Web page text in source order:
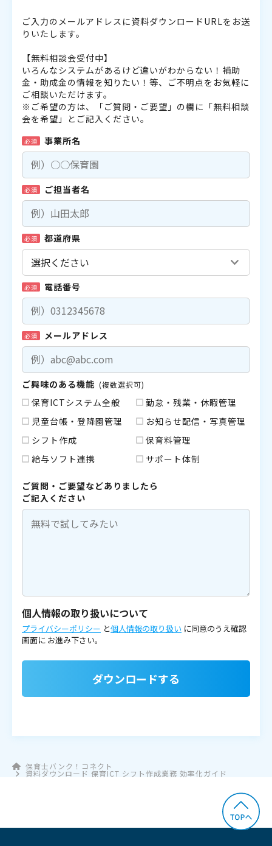
ご入力のメールアドレスに資料ダウンロードURLをお送
りいたします。
【無料相談会受付中】
いろんなシステムがあるけど違いがわからない！補助
金・助成金の情報を知りたい！等、ご不明点をお気軽に
ご相談いただけます。
※ご希望の方は、「ご質問・ご要望」の欄に「無料相談
会を希望」とご記入ください。
必須 事業所名
必須 ご担当者名
必須 都道府県
必須 電話番号
必須 メールアドレス
ご興味のある機能 (複数選択可)
保育ICTシステム全般
勤怠・残業・休暇管理
児童台帳・登降園管理
お知らせ配信・写真管理
シフト作成
保育料管理
給与ソフト連携
サポート体制
ご質問・ご要望などありましたら
ご記入ください
個人情報の取り扱いについて
プライバシーポリシー と個人情報の取り扱い に同意のうえ確認
画面に お進み下さい。
ダウンロードする
保育士バンク！コネクト
資料ダウンロード 保育ICT シフト作成業務 効率化ガイド